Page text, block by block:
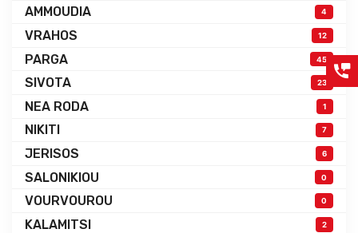
AMMOUDIA 4
VRAHOS 12
PARGA 45
SIVOTA 23
NEA RODA 1
NIKITI 7
JERISOS 6
SALONIKIOU 0
VOURVOUROU 0
KALAMITSI 2